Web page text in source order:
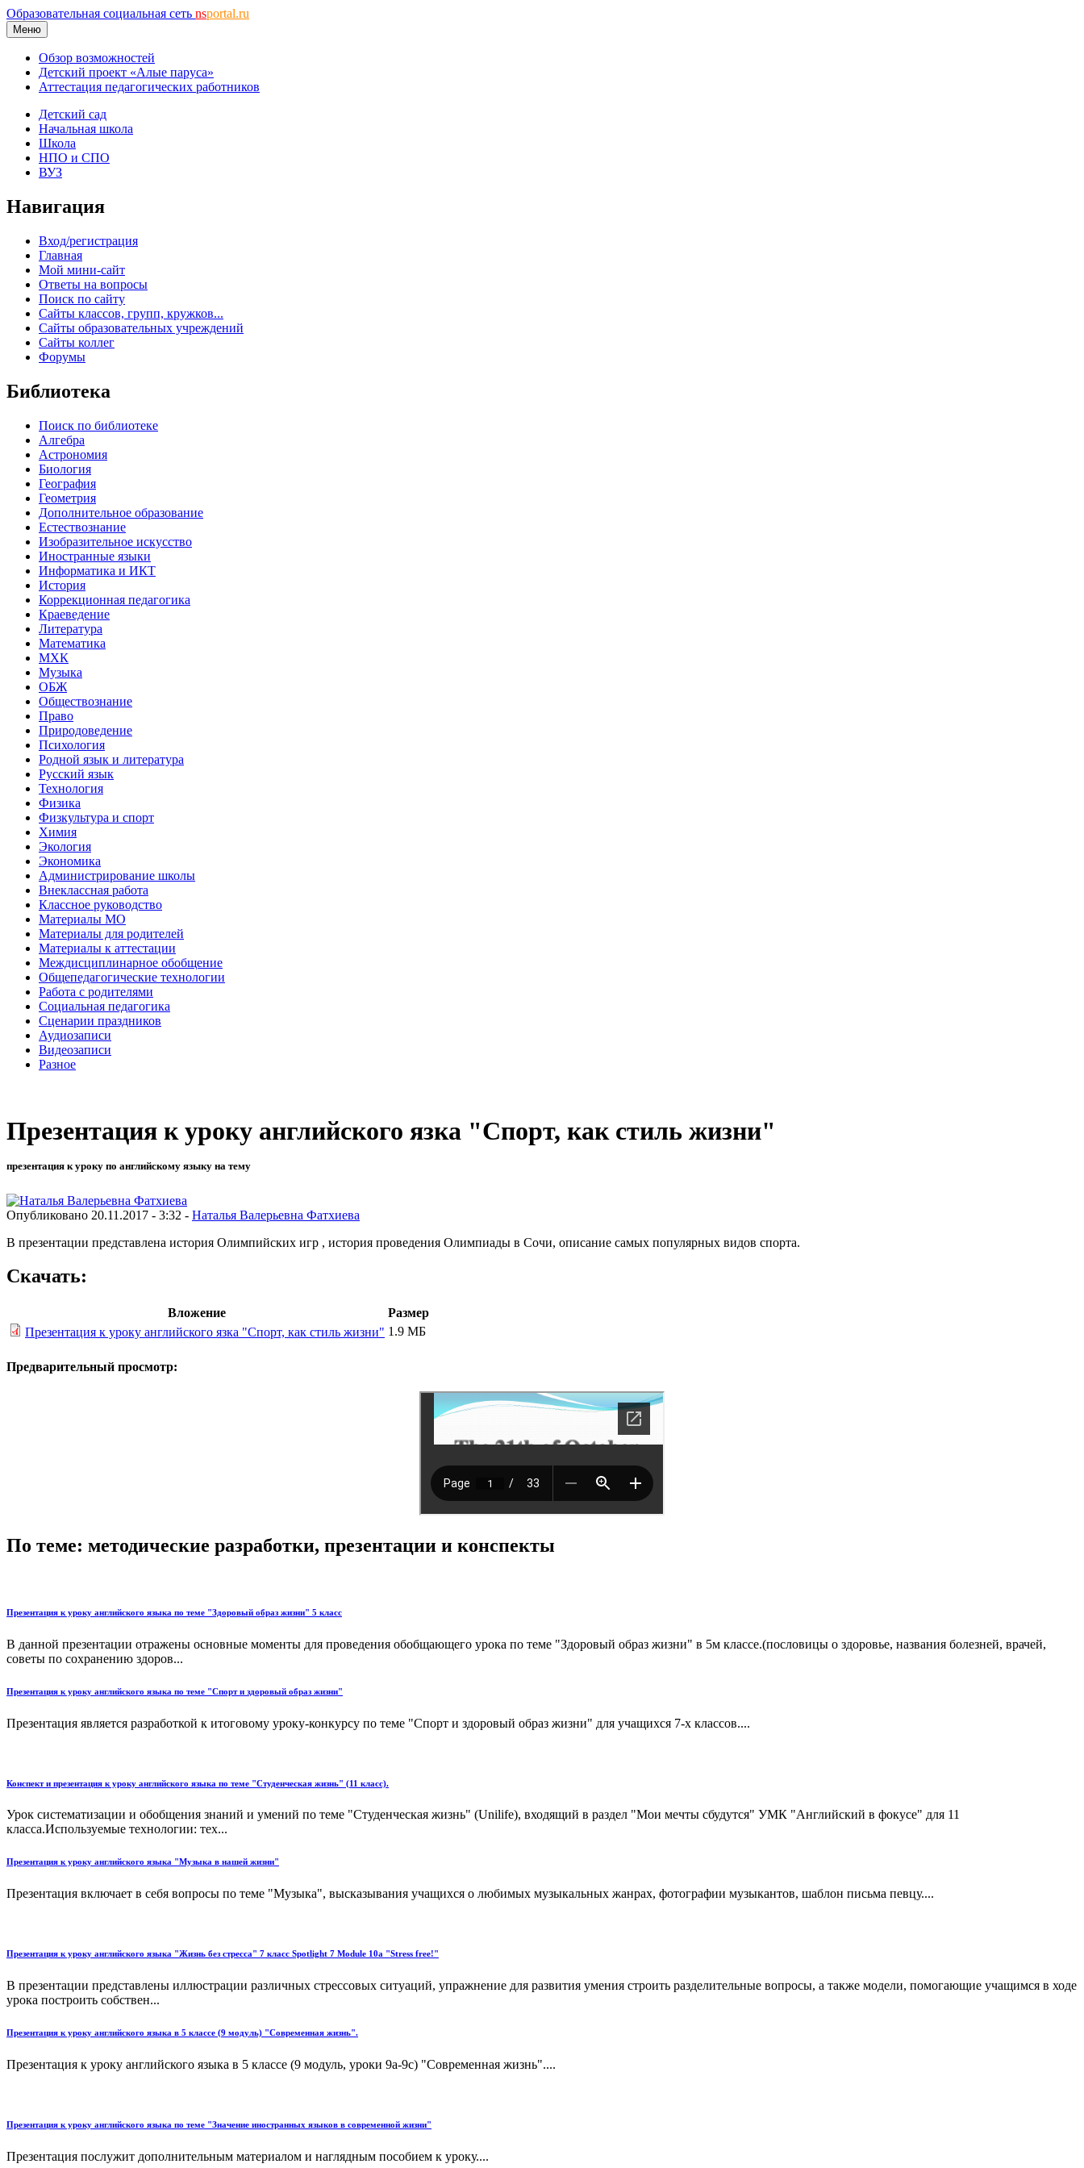
Образовательная социальная сеть nsportal.ru
Меню
Обзор возможностей
Детский проект «Алые паруса»
Аттестация педагогических работников
Детский сад
Начальная школа
Школа
НПО и СПО
ВУЗ
Навигация
Вход/регистрация
Главная
Мой мини-сайт
Ответы на вопросы
Поиск по сайту
Сайты классов, групп, кружков...
Сайты образовательных учреждений
Сайты коллег
Форумы
Библиотека
Поиск по библиотеке
Алгебра
Астрономия
Биология
География
Геометрия
Дополнительное образование
Естествознание
Изобразительное искусство
Иностранные языки
Информатика и ИКТ
История
Коррекционная педагогика
Краеведение
Литература
Математика
МХК
Музыка
ОБЖ
Обществознание
Право
Природоведение
Психология
Родной язык и литература
Русский язык
Технология
Физика
Физкультура и спорт
Химия
Экология
Экономика
Администрирование школы
Внеклассная работа
Классное руководство
Материалы МО
Материалы для родителей
Материалы к аттестации
Междисциплинарное обобщение
Общепедагогические технологии
Работа с родителями
Социальная педагогика
Сценарии праздников
Аудиозаписи
Видеозаписи
Разное
Презентация к уроку английского язка "Спорт, как стиль жизни"
презентация к уроку по английскому языку на тему
Опубликовано 20.11.2017 - 3:32 - Наталья Валерьевна Фатхиева
В презентации представлена история Олимпийских игр , история проведения Олимпиады в Сочи, описание самых популярных видов спорта.
Скачать:
Вложение
Размер
Презентация к уроку английского язка "Спорт, как стиль жизни" 1.9 МБ
Предварительный просмотр:
По теме: методические разработки, презентации и конспекты
Презентация к уроку английского языка по теме "Здоровый образ жизни" 5 класс
В данной презентации отражены основные моменты для проведения обобщающего урока по теме "Здоровый образ жизни" в 5м классе.(пословицы о здоровье, названия болезней, врачей,
советы по сохранению здоров...
Презентация к уроку английского языка по теме "Спорт и здоровый образ жизни"
Презентация является разработкой к итоговому уроку-конкурсу по теме "Спорт и здоровый образ жизни" для учащихся 7-х классов....
Конспект и презентация к уроку английского языка по теме "Студенческая жизнь" (11 класс).
Урок систематизации и обобщения знаний и умений по теме "Студенческая жизнь" (Unilife), входящий в раздел "Мои мечты сбудутся" УМК "Английский в фокусе" для 11
класса.Используемые технологии: тех...
Презентация к уроку английского языка "Музыка в нашей жизни"
Презентация включает в себя вопросы по теме "Музыка", высказывания учащихся о любимых музыкальных жанрах, фотографии музыкантов, шаблон письма певцу....
Презентация к уроку английского языка "Жизнь без стресса" 7 класс Spotlight 7 Module 10a "Stress free!"
В презентации представлены иллюстрации различных стрессовых ситуаций, упражнение для развития умения строить разделительные вопросы, а также модели, помогающие учащимся в ходе
урока построить собствен...
Презентация к уроку английского языка в 5 классе (9 модуль) "Современная жизнь".
Презентация к уроку английского языка в 5 классе (9 модуль, уроки 9а-9с) "Современная жизнь"....
Презентация к уроку английского языка по теме "Значение иностранных языков в современной жизни"
Презентация послужит дополнительным материалом и наглядным пособием к уроку....